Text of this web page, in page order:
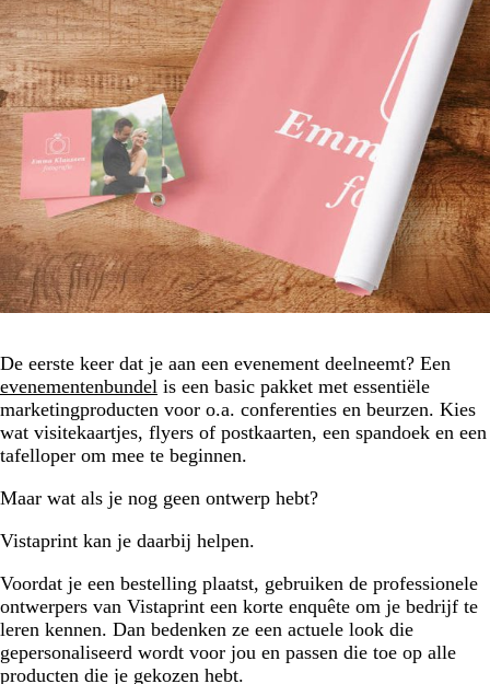
De eerste keer dat je aan een evenement deelneemt? Een
evenementenbundel is een basic pakket met essentiële
marketingproducten voor o.a. conferenties en beurzen. Kies
wat visitekaartjes, flyers of postkaarten, een spandoek en een
tafelloper om mee te beginnen.
Maar wat als je nog geen ontwerp hebt?
Vistaprint kan je daarbij helpen.
Voordat je een bestelling plaatst, gebruiken de professionele
ontwerpers van Vistaprint een korte enquête om je bedrijf te
leren kennen. Dan bedenken ze een actuele look die
gepersonaliseerd wordt voor jou en passen die toe op alle
producten die je gekozen hebt.